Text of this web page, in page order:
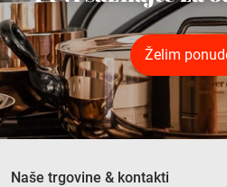
Želim
Naše trgovine & kontakti